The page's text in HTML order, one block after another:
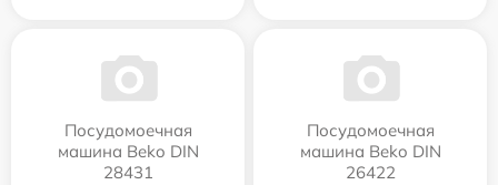
Посудомоечная
машина Beko DIN
28431
Посудомоечная
машина Beko DIN
26422